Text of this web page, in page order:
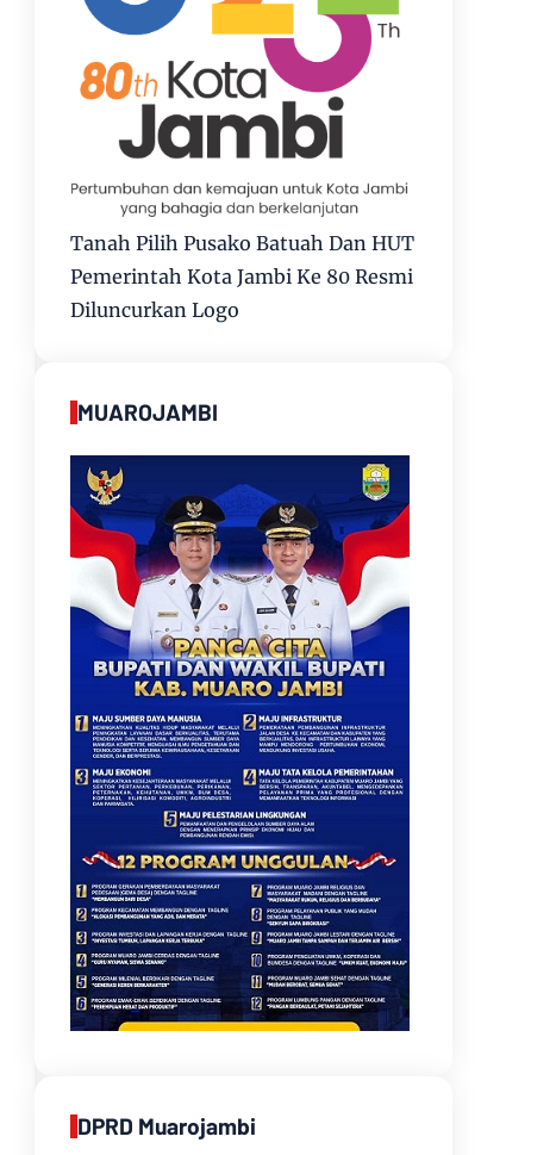
Tanah Pilih Pusako Batuah Dan HUT
Pemerintah Kota Jambi Ke 80 Resmi
Diluncurkan Logo
MUAROJAMBI
DPRD Muarojambi